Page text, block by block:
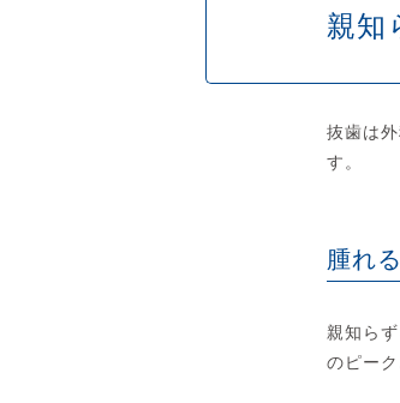
親知
抜歯は
す。
腫れる
親知ら
のピー